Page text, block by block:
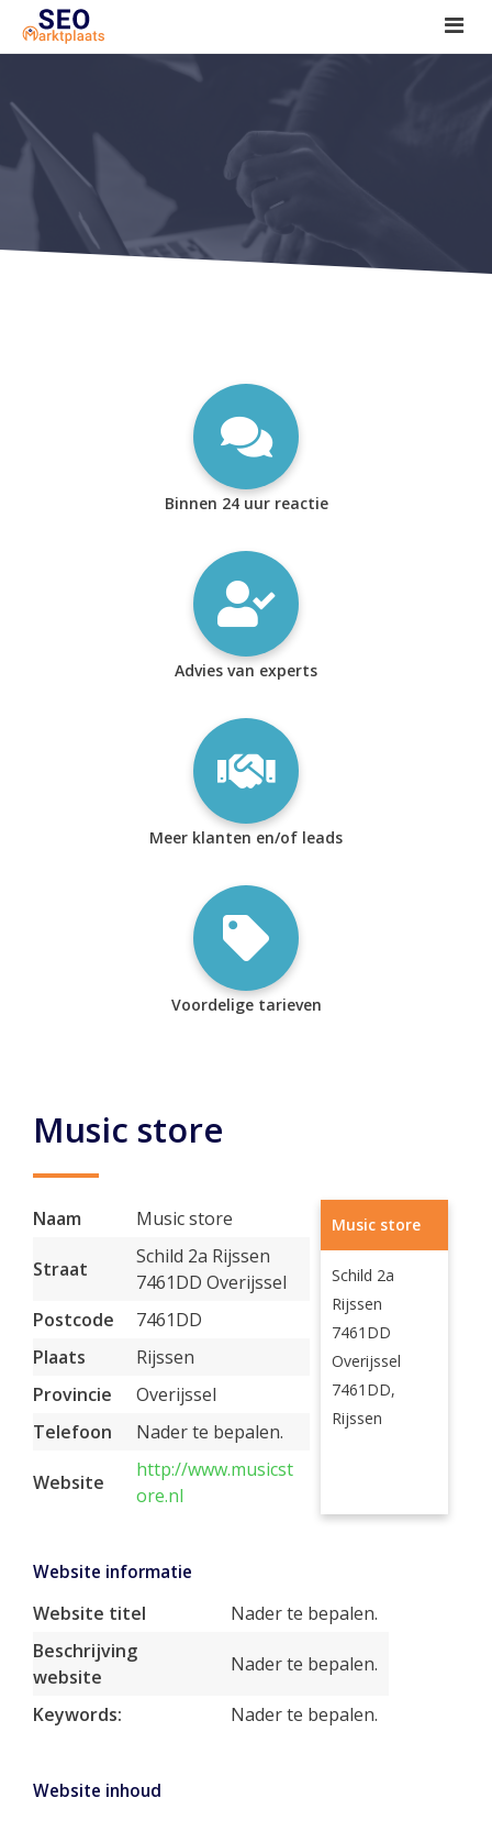
SEO tools reviews
Marketeer bij jou in de buurt?
Offerte
1. Seo voor beginners +
2. Onderzoeken +
Binnen 24 uur reactie
Advies van experts
Meer klanten en/of leads
Voordelige tarieven
Music store
Naam Music store
Straat
Schild 2a Rijssen
7461DD Overijssel
Postcode
7461DD
Plaats
Rijssen
Provincie
Overijssel
Telefoon
Nader te bepalen.
Website
http://www.musicst
ore.nl
Music store
Schild 2a
Rijssen
7461DD
Overijssel
7461DD,
Rijssen
Website informatie
Website titel
Nader te bepalen.
Beschrijving
website
Nader te bepalen.
Keywords: Nader te bepalen.
Website inhoud